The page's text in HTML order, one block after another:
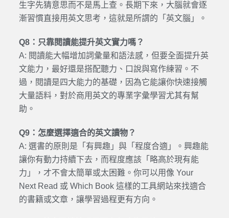
生字先猜意思而不是馬上查。長期下來，大腦就會逐
漸習慣直接用英文思考，這就是所謂的「英文腦」。
Q8：只靠閱讀能提升英文實力嗎？
A: 閱讀能大幅增加詞彙量和語法感，但要全面提升英
文能力，最好還是搭配聽力、口說與寫作練習。不
過，閱讀是四大能力的基礎，因為它能讓你快速接觸
大量語料，對於商用英文的專業字彙學習尤其有幫
助。
Q9：怎麼選擇適合的英文讀物？
A: 選書的原則是「有興趣」與「程度合適」。興趣能
讓你有動力持續下去，而程度應該「略高於現有能
力」，才不會太簡單或太困難。你可以用像 Your
Next Read 或 Which Book 這樣的工具網站來找適合
的書籍或文章，讓學習過程更有方向。